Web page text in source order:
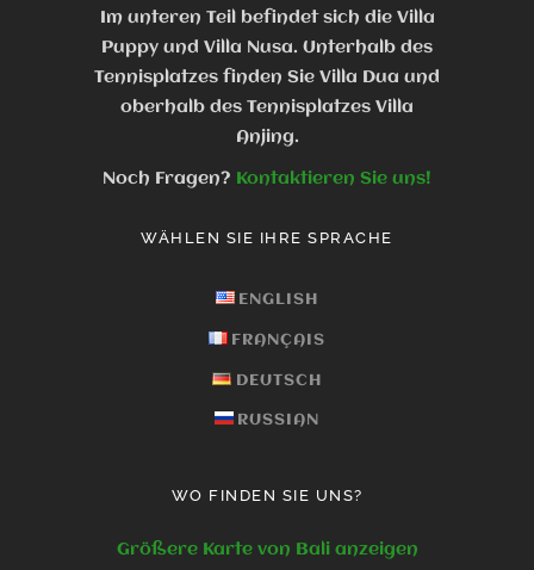
Im unteren Teil befindet sich die Villa
Puppy und Villa Nusa. Unterhalb des
Tennisplatzes finden Sie Villa Dua und
oberhalb des Tennisplatzes Villa
Anjing.
Noch Fragen? Kontaktieren Sie uns!
WÄHLEN SIE IHRE SPRACHE
ENGLISH
FRANÇAIS
DEUTSCH
RUSSIAN
WO FINDEN SIE UNS?
Größere Karte von Bali anzeigen